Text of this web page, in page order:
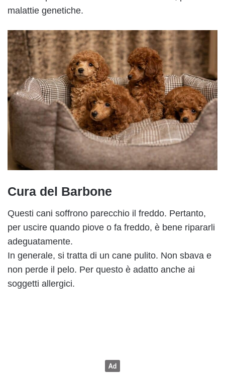
malattie genetiche.
Cura del Barbone
Questi cani soffrono parecchio il freddo. Pertanto,
per uscire quando piove o fa freddo, è bene ripararli
adeguatamente.
In generale, si tratta di un cane pulito. Non sbava e
non perde il pelo. Per questo è adatto anche ai
soggetti allergici.